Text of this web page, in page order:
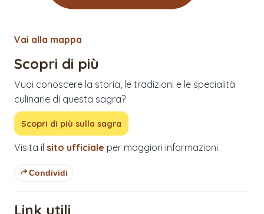
Vai alla mappa
Scopri di più
Vuoi conoscere la storia, le tradizioni e le specialità
culinarie di questa sagra?
Scopri di più sulla sagra
Visita il sito ufficiale per maggiori informazioni.
Condividi
Link utili